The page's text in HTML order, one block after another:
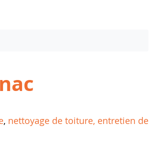
, nettoyage de toiture, entretien de